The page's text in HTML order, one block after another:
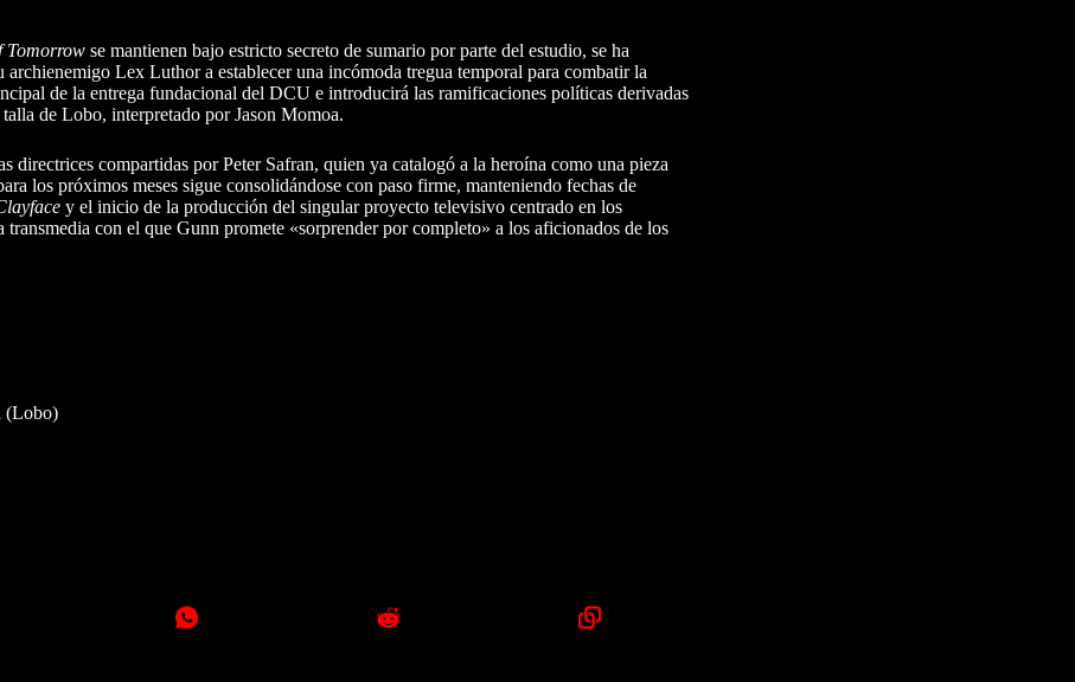
Tomorrow se mantienen bajo estricto secreto de sumario por parte del estudio, se ha
Lex Luthor a establecer una incómoda tregua temporal para combatir la
de la entrega fundacional del DCU e introducirá las ramificaciones políticas derivadas
de Lobo, interpretado por Jason Momoa.
compartidas por Peter Safran, quien ya catalogó a la heroína como una pieza
los próximos meses sigue consolidándose con paso firme, manteniendo fechas de
y el inicio de la producción del singular proyecto televisivo centrado en los
con el que Gunn promete «sorprender por completo» a los aficionados de los
(Lobo)